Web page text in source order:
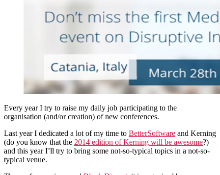
Every year I try to raise my daily job participating to the
organisation (and/or creation) of new conferences.
Last year I dedicated a lot of my time to BetterSoftware and Kerning
(do you know that the 2014 edition of Kerning will be awesome?)
and this year I’ll try to bring some not-so-typical topics in a not-so-
typical venue.